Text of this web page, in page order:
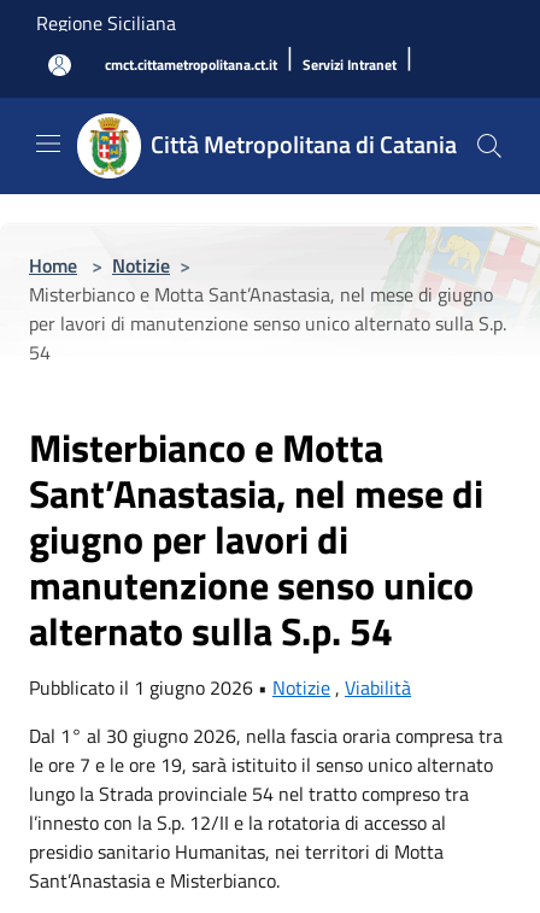
Salta al contenuto principale
Regione Siciliana
cmct.cittametropolitana.ct.it | Servizi Intranet |
Città Metropolitana di Catania
Home > Notizie >
Misterbianco e Motta Sant’Anastasia, nel mese di giugno
per lavori di manutenzione senso unico alternato sulla S.p.
54
Misterbianco e Motta
Sant’Anastasia, nel mese di
giugno per lavori di
manutenzione senso unico
alternato sulla S.p. 54
Pubblicato il 1 giugno 2026 • Notizie, Viabilità
Dal 1° al 30 giugno 2026, nella fascia oraria compresa tra
le ore 7 e le ore 19, sarà istituito il senso unico alternato
lungo la Strada provinciale 54 nel tratto compreso tra
l’innesto con la S.p. 12/II e la rotatoria di accesso al
presidio sanitario Humanitas, nei territori di Motta
Sant’Anastasia e Misterbianco.